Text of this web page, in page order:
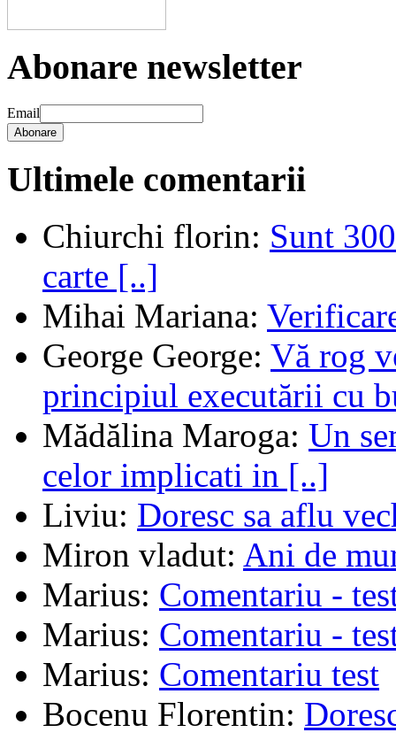
Abonare newsletter
Email
Abonare
Ultimele comentarii
Chiurchi florin: Sunt
carte [..]
Mihai Mariana:
George George: Vă rog
principiul executării cu
Mădălina Maroga: Un
celor implicati in [..]
Liviu: Doresc sa aflu
Miron vladut: Ani de
Marius: Comentariu -
Marius: Comentariu -
Marius: Comentariu test
Bocenu Florentin: